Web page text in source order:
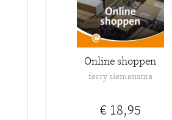
Online shoppen
ferry siemensma
€ 18,95